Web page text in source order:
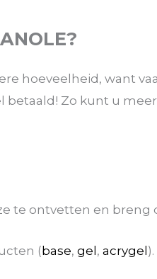
hoeveelheid, want
Zo kunt u
te ontvetten en breng
(base, gel , acrygel ).